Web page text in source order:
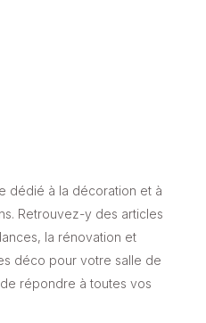
dédié à la décoration et à
Retrouvez-y des articles
la rénovation et
déco pour votre salle de
répondre à toutes vos